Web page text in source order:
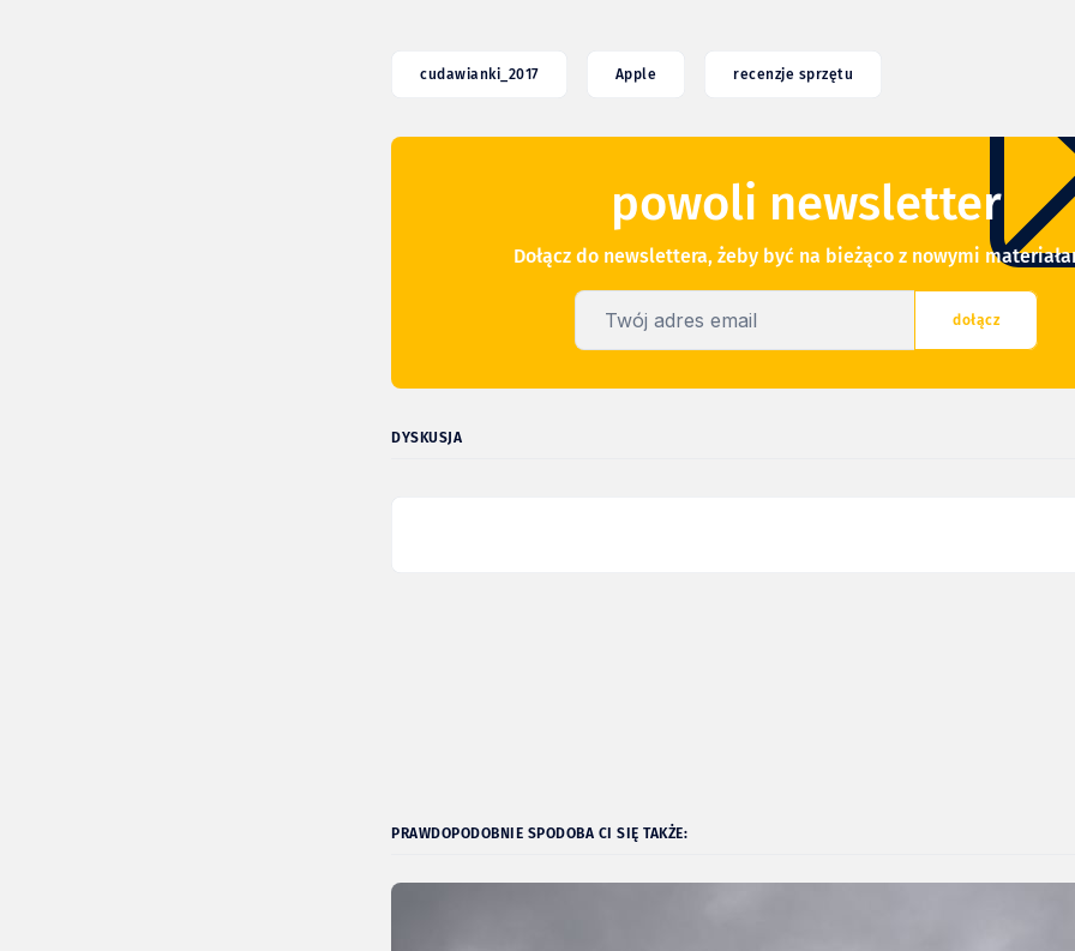
cudawianki_2017 Apple recenzje sprzętu
powoli newsletter
Dołącz do newslettera, żeby być na bieżąco z nowymi
Twój adres email
dołącz
DYSKUSJA
PRAWDOPODOBNIE SPODOBA CI SIĘ TAKŻE: